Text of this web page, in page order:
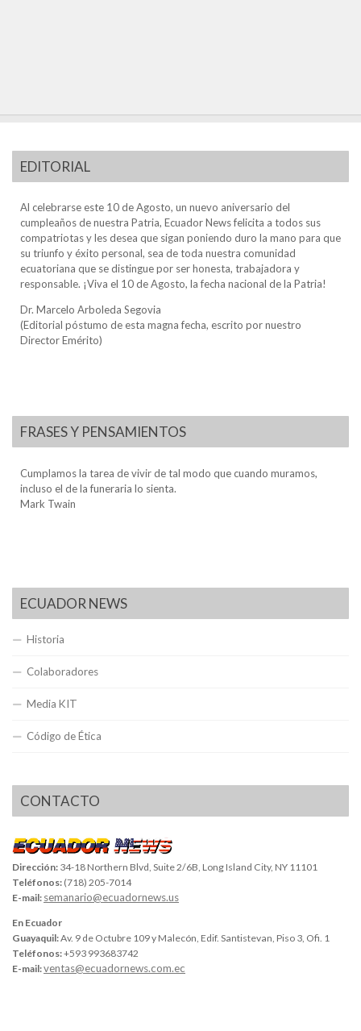
EDITORIAL
Al celebrarse este 10 de Agosto, un nuevo aniversario del
cumpleaños de nuestra Patria, Ecuador News felicita a todos sus
compatriotas y les desea que sigan poniendo duro la mano para que
su triunfo y éxito personal, sea de toda nuestra comunidad
ecuatoriana que se distingue por ser honesta, trabajadora y
responsable. ¡Viva el 10 de Agosto, la fecha nacional de la Patria!
Dr. Marcelo Arboleda Segovia
(Editorial póstumo de esta magna fecha, escrito por nuestro
Director Emérito)
FRASES Y PENSAMIENTOS
Cumplamos la tarea de vivir de tal modo que cuando muramos,
incluso el de la funeraria lo sienta.
Mark Twain
ECUADOR NEWS
Historia
Colaboradores
Media KIT
Código de Ética
CONTACTO
Dirección: 34-18 Northern Blvd, Suite 2/6B, Long Island City, NY 11101
Teléfonos: (718) 205-7014
E-mail: semanario@ecuadornews.us
En Ecuador
Guayaquil:Av. 9 de Octubre 109 y Malecón, Edif. Santistevan, Piso 3, Ofi. 1
Teléfonos:+593 993683742
E-mail:ventas@ecuadornews.com.ec